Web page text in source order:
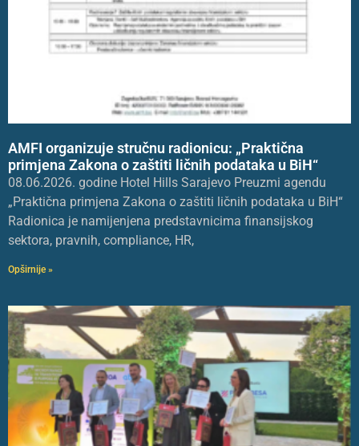
AMFI organizuje stručnu radionicu: „Praktična
primjena Zakona o zaštiti ličnih podataka u BiH“
08.06.2026. godine Hotel Hills Sarajevo Preuzmi agendu
„Praktična primjena Zakona o zaštiti ličnih podataka u BiH“
Radionica je namijenjena predstavnicima finansijskog
sektora, pravnih, compliance, HR,
Opširnije »